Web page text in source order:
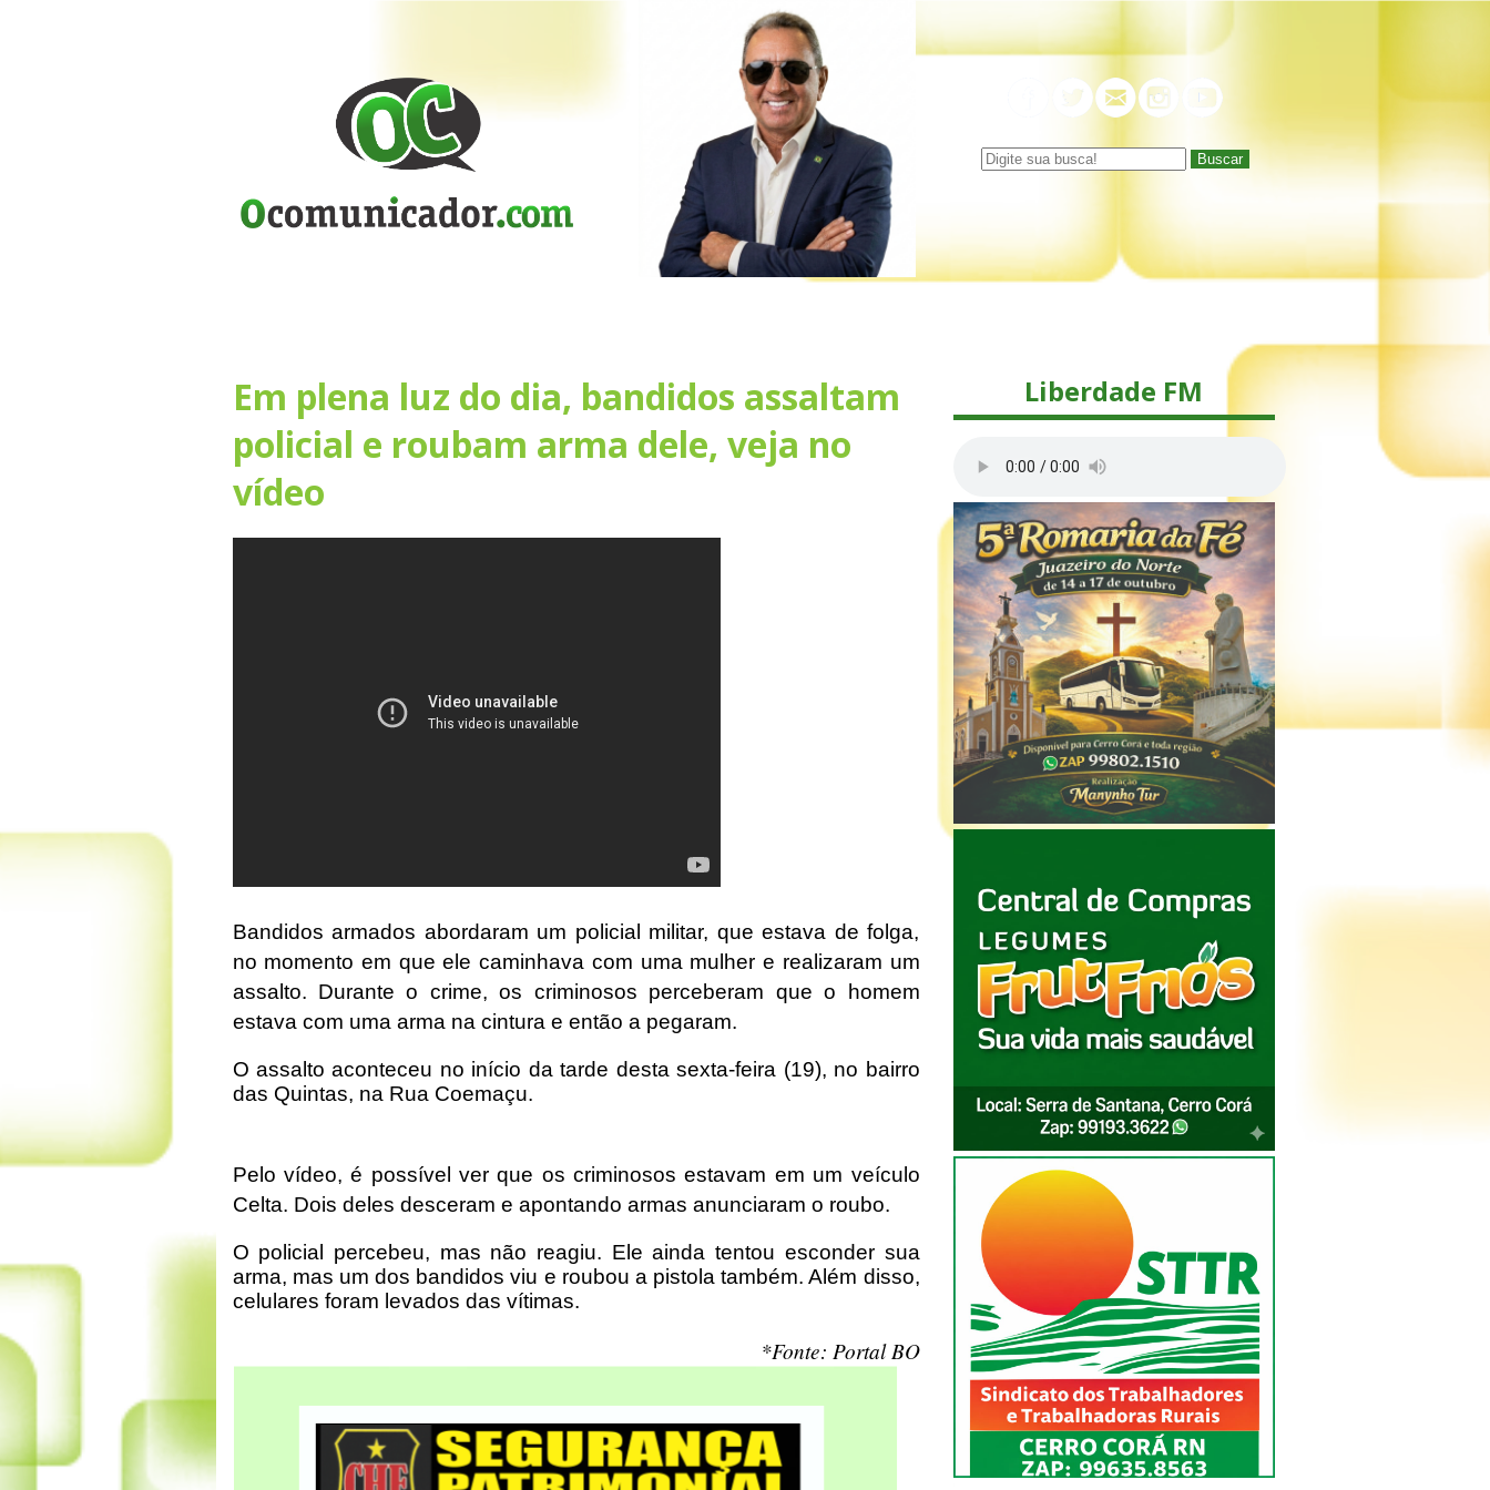
Buscar
Em plena luz do dia, bandidos assaltam
policial e roubam arma dele, veja no
vídeo
Bandidos armados abordaram um policial militar, que estava de folga,
no momento em que ele caminhava com uma mulher e realizaram um
assalto. Durante o crime, os criminosos perceberam que o homem
estava com uma arma na cintura e então a pegaram.
O assalto aconteceu no início da tarde desta sexta-feira (19), no bairro
das Quintas, na Rua Coemaçu.
Pelo vídeo, é possível ver que os criminosos estavam em um veículo
Celta. Dois deles desceram e apontando armas anunciaram o roubo.
O policial percebeu, mas não reagiu. Ele ainda tentou esconder sua
arma, mas um dos bandidos viu e roubou a pistola também. Além disso,
celulares foram levados das vítimas.
*Fonte: Portal BO
Liberdade FM